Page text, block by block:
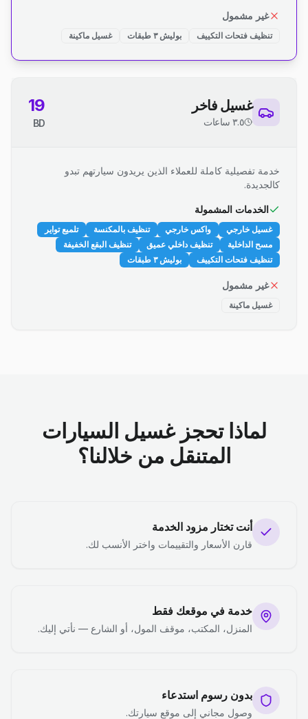
غير مشمول
تنظيف فتحات التكييف بوليش ٣ طبقات غسيل ماكينة
غسيل فاخر
٣.٥ ساعات
19
BD
خدمة تفصيلية كاملة للعملاء الذين يريدون سيارتهم تبدو
كالجديدة.
الخدمات المشمولة
غسيل خارجي واكس خارجي تنظيف بالمكنسة
تلميع تواير
مسح الداخلية
تنظيف داخلي عميق
تنظيف البقع الخفيفة
تنظيف فتحات التكييف
بوليش ٣ طبقات
غير مشمول
غسيل ماكينة
لماذا تحجز غسيل السيارات
المتنقل من خلالنا؟
أنت تختار مزود الخدمة
قارن الأسعار والتقييمات واختر الأنسب لك.
خدمة في موقعك فقط
المنزل، المكتب، موقف المول، أو الشارع — نأتي إليك.
بدون رسوم استدعاء
وصول مجاني إلى موقع سيارتك.